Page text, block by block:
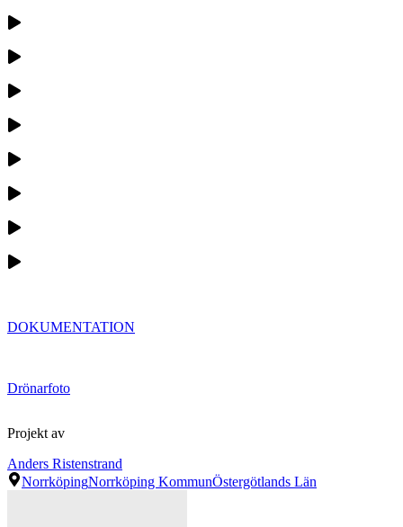
DOKUMENTATION
Drönarfoto
Projekt av
Anders Ristenstrand
NorrköpingNorrköping KommunÖstergötlands Län